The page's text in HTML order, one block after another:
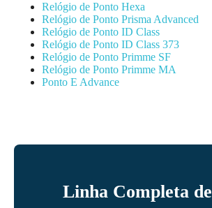
Relógio de Ponto Hexa
Relógio de Ponto Prisma Advanced
Relógio de Ponto ID Class
Relógio de Ponto ID Class 373
Relógio de Ponto Primme SF
Relógio de Ponto Primme MA
Ponto E Advance
Linha Completa de